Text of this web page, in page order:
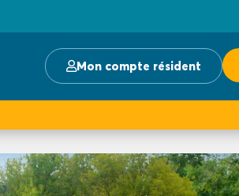
Mon compte résident